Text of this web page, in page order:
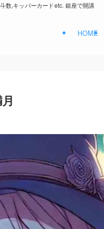
数,キッパーカードetc. 銀座で開講
HOME